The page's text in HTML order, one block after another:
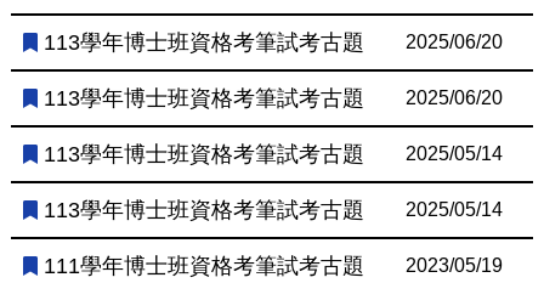
113學年博士班資格考筆試考古題 2025/06/20
113學年博士班資格考筆試考古題 2025/06/20
113學年博士班資格考筆試考古題 2025/05/14
113學年博士班資格考筆試考古題 2025/05/14
111學年博士班資格考筆試考古題 2023/05/19